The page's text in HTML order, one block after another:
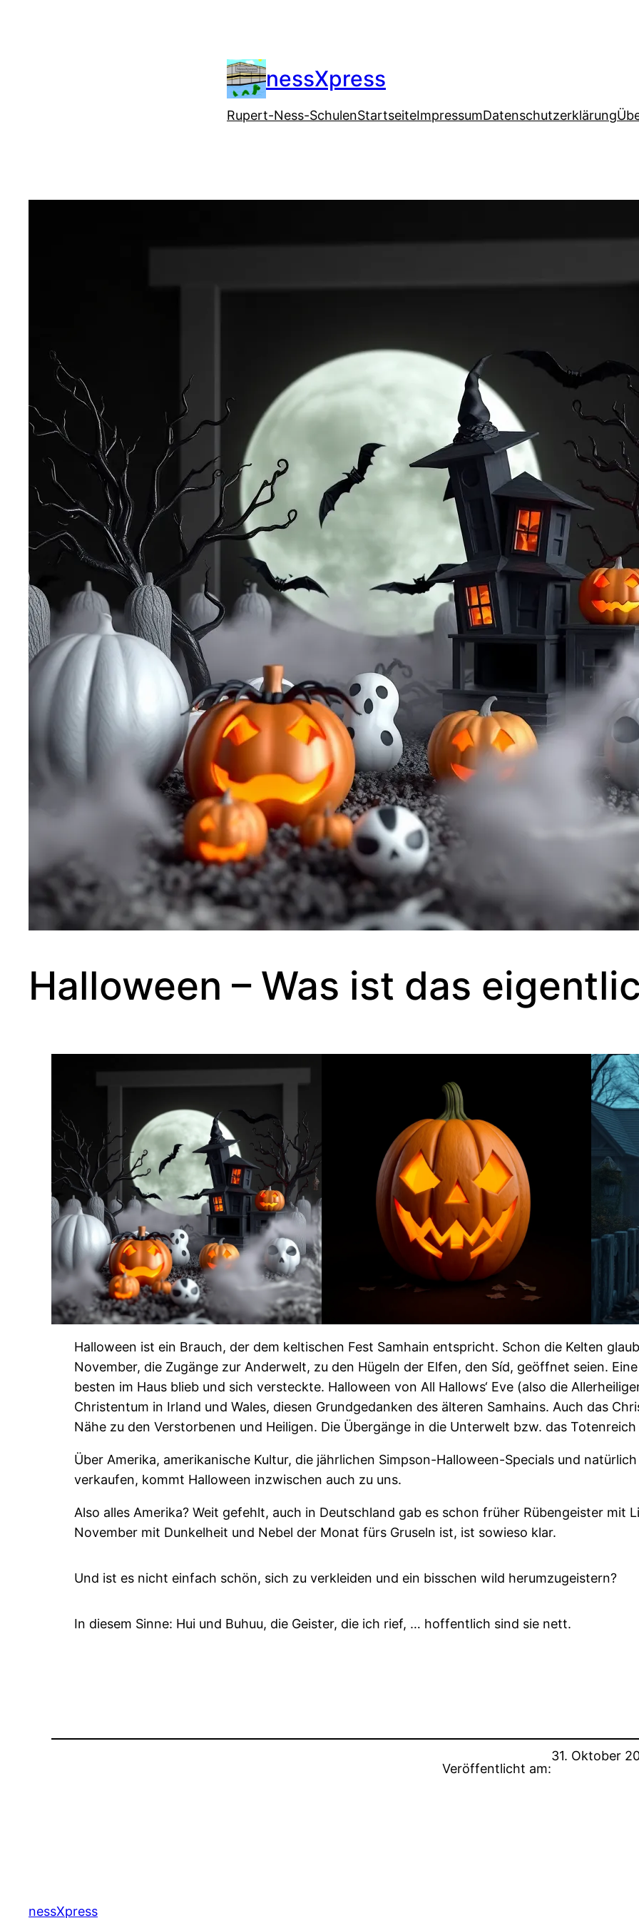
nessXpress
Rupert-Ness-SchulenStartseiteImpressumDatenschutzerklärung
Halloween – Was ist das
Halloween ist ein Brauch, der dem keltischen Fest Samhain entspricht. Schon die Kelten
November, die Zugänge zur Anderwelt, zu den Hügeln der Elfen, den Síd, geöffnet seien.
besten im Haus blieb und sich versteckte. Halloween von All Hallows‘ Eve (also die
Christentum in Irland und Wales, diesen Grundgedanken des älteren Samhains. Auch das
Nähe zu den Verstorbenen und Heiligen. Die Übergänge in die Unterwelt bzw. das
Über Amerika, amerikanische Kultur, die jährlichen Simpson-Halloween-Specials und
verkaufen, kommt Halloween inzwischen auch zu uns.
Also alles Amerika? Weit gefehlt, auch in Deutschland gab es schon früher Rübengeister mit
November mit Dunkelheit und Nebel der Monat fürs Gruseln ist, ist sowieso klar.
Und ist es nicht einfach schön, sich zu verkleiden und ein bisschen wild herumzugeistern?
In diesem Sinne: Hui und Buhuu, die Geister, die ich rief, … hoffentlich sind sie nett.
Veröffentlicht am:
31. Oktober
nessXpress